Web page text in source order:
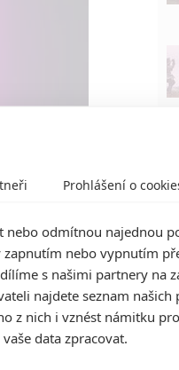
Universal Pictures
Prohlášení o
nebo odmítnou najednou
nebo vypnutím
s našimi partnery na
najdete seznam našich
z nich i vznést námitku
data zpracovat.